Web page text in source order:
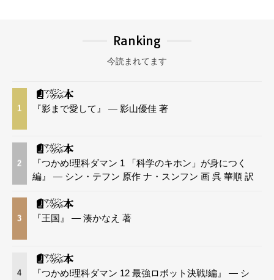
Ranking
今読まれてます
1 『影まで愛して』 — 影山優佳 著
2
『つかめ!理科ダマン 1 「科学のキホン」が身につく
編』 — シン・テフン 原作 ナ・スンフン 画 呉 華順 訳
3 『王国』 — 湊かなえ 著
4
『つかめ!理科ダマン 12 最強ロボット決戦!編』 — シ